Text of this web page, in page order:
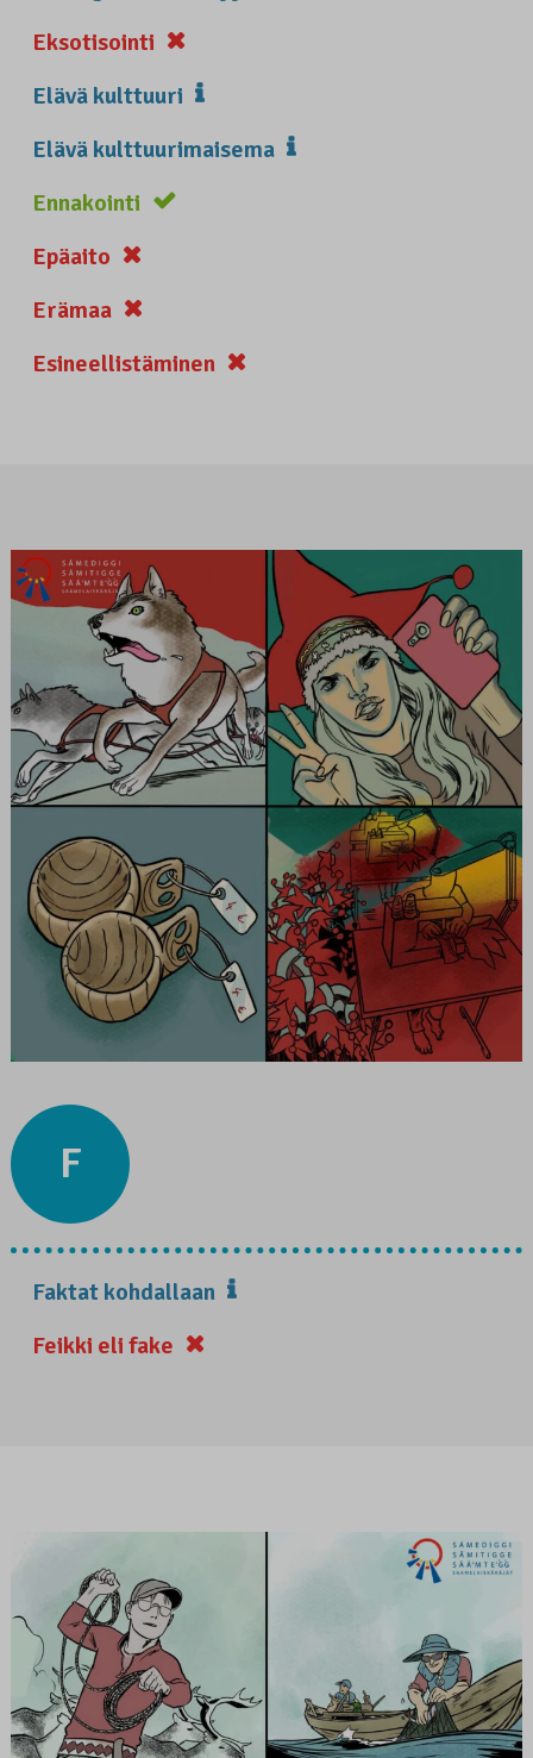
Eksotisointi
Elävä kulttuuri
Elävä kulttuurimaisema
Ennakointi
Epäaito
Erämaa
Esineellistäminen
F
Faktat kohdallaan
Feikki eli fake